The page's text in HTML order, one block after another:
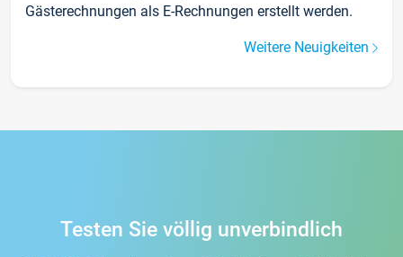
Gästerechnungen als E-Rechnungen erstellt werden.
Weitere Neuigkeiten
Testen Sie völlig unverbindlich